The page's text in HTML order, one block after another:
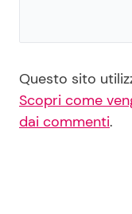
Questo sito
Scopri come
dai commenti.